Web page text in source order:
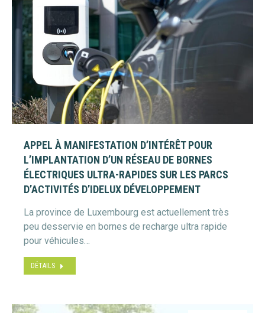
APPEL À MANIFESTATION D’INTÉRÊT POUR
L’IMPLANTATION D’UN RÉSEAU DE BORNES
ÉLECTRIQUES ULTRA-RAPIDES SUR LES PARCS
D’ACTIVITÉS D’IDELUX DÉVELOPPEMENT
La province de Luxembourg est actuellement très
peu desservie en bornes de recharge ultra rapide
pour véhicules…
DÉTAILS